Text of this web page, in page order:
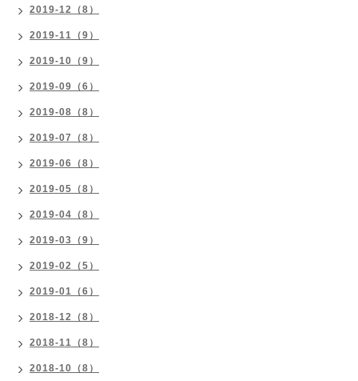
2019-12（8）
2019-11（9）
2019-10（9）
2019-09（6）
2019-08（8）
2019-07（8）
2019-06（8）
2019-05（8）
2019-04（8）
2019-03（9）
2019-02（5）
2019-01（6）
2018-12（8）
2018-11（8）
2018-10（8）